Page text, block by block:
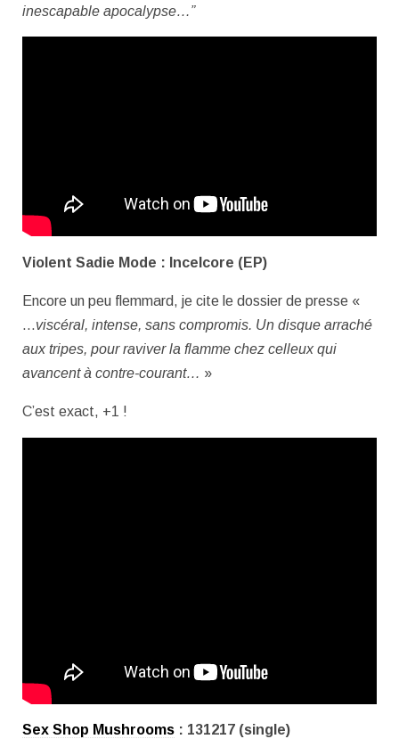
inescapable apocalypse…”
Violent Sadie Mode : Incelcore (EP)
Encore un peu flemmard, je cite le dossier de presse «
…viscéral, intense, sans compromis. Un disque arraché
aux tripes, pour raviver la flamme chez celleux qui
avancent à contre-courant… »
C’est exact, +1 !
Sex Shop Mushrooms : 131217 (single)